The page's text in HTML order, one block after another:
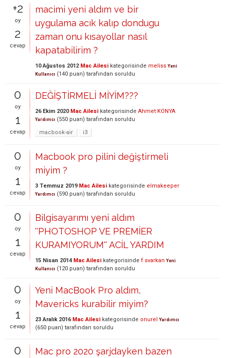
+2
oy
2
cevap
macimi yeni aldım ve bir
uygulama acık kalıp dondugu
zaman onu kısayollar nasıl
kapatabilirim ?
10 Ağustos 2012 Mac Ailesi kategorisinde meliss Yeni
Kullanıcı (140 puan) tarafından soruldu
0
oy
1
cevap
DEĞİŞTİRMELİ MİYİM???
26 Ekim 2020 Mac Ailesi kategorisinde Ahmet KONYA
Yardımcı (550 puan) tarafından soruldu
macbook-air
i3
0
oy
1
cevap
Macbook pro pilini değiştirmeli
miyim ?
3 Temmuz 2019 Mac Ailesi kategorisinde elmakeeper
Yardımcı (590 puan) tarafından soruldu
0
oy
1
cevap
Bilgisayarımı yeni aldım
''PHOTOSHOP VE PREMİER
KURAMIYORUM'' ACİL YARDIM
15 Nisan 2014 Mac Ailesi kategorisinde f.svarkan Yeni
Kullanıcı (120 puan) tarafından soruldu
0
oy
1
cevap
Yeni MacBook Pro aldım,
Mavericks kurabilir miyim?
23 Aralık 2016 Mac Ailesi kategorisinde onurel Yardımcı
(650 puan) tarafından soruldu
0
Mac pro 2020 şarjdayken bazen